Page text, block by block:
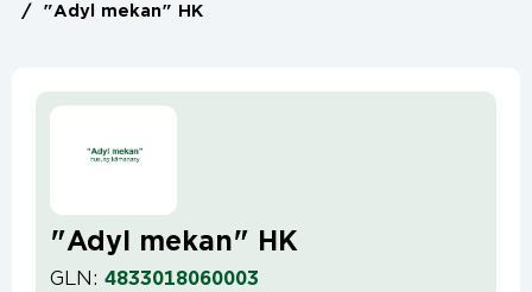
/ "Adyl mekan" HK
"Adyl mekan" HK
GLN: 4833018060003